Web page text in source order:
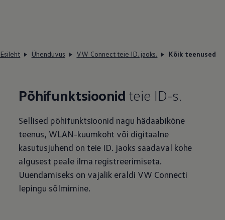
Esileht Ühenduvus VW Connect teie ID. jaoks. Kõik teenused
Põhifunktsioonid teie ID-s.
Sellised põhifunktsioonid nagu hädaabikõne
teenus, WLAN-kuumkoht või digitaalne
kasutusjuhend on teie ID. jaoks saadaval kohe
algusest peale ilma registreerimiseta.
Uuendamiseks on vajalik eraldi VW Connecti
lepingu sõlmimine.